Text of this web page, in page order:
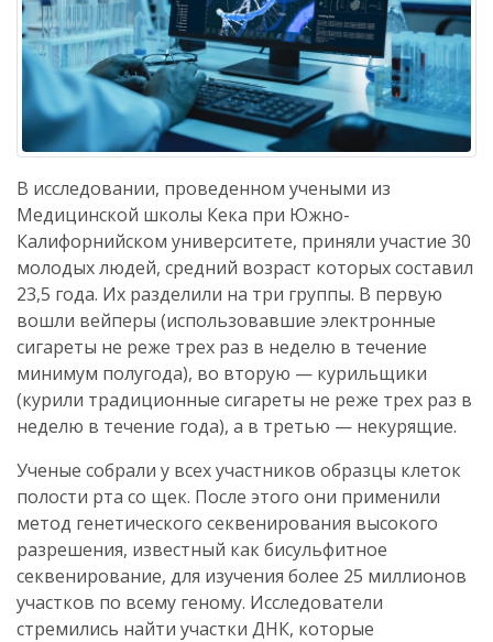
В исследовании, проведенном учеными из
Медицинской школы Кека при Южно-
Калифорнийском университете, приняли участие 30
молодых людей, средний возраст которых составил
23,5 года. Их разделили на три группы. В первую
вошли вейперы (использовавшие электронные
сигареты не реже трех раз в неделю в течение
минимум полугода), во вторую — курильщики
(курили традиционные сигареты не реже трех раз в
неделю в течение года), а в третью — некурящие.
Ученые собрали у всех участников образцы клеток
полости рта со щек. После этого они применили
метод генетического секвенирования высокого
разрешения, известный как бисульфитное
секвенирование, для изучения более 25 миллионов
участков по всему геному. Исследователи
стремились найти участки ДНК, которые